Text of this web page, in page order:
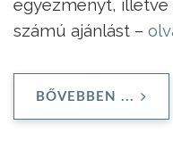
egyezményt, illetve
számú ajánlást –
BŐVEBBEN ...